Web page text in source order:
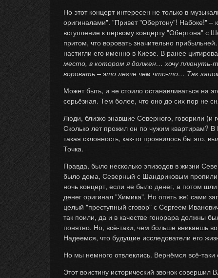
Но этот концерт интересен не только в
оригиналами". "Привет "Обертону"! Набоке!"
вступление к первому концерту "Обертона" с
притом, что воровать значительно
настигли его именно в Киеве. В ранее
место, в котором я должен… хочу
воровать – это легче чем что-то… Так
Может быть, и не стоило останавливаться на
серьёзная. Тем более, что оно до сих пор не
Люди, близко знавшие Северного, говорили (и
Сколько лет прожил он по чужим квартирам?
такая склонность, как-то проявилось бы это,
Точка.
Правда, было несколько эпизодов в жизни
было дома, Северный с Шандриковым пропили
ночь концерт, если не было денег, а потом
денег оригинал "Химика". Но опять же: сами
целый "преступный сговор" с Сергеем
так поили, да и в качестве гонорара должны
понятно. Но, всё-таки, чем больше вникаешь
Надеемся, что будущие исследователи его
Но мы немного отвлеклись. Вернёмся всё-
Этот воистину исторический звонок